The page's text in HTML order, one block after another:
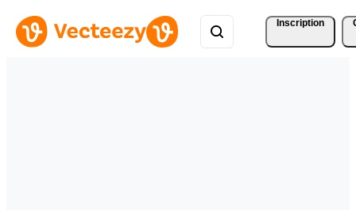
Inscription